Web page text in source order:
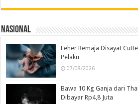
Nasional
Leher Remaja Disayat
Pelaku
07/08/2026
Bawa 10 Kg Ganja dari
Dibayar Rp4,8 Juta